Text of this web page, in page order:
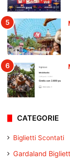
CATEGORIE
Biglietti Scontati
Gardaland